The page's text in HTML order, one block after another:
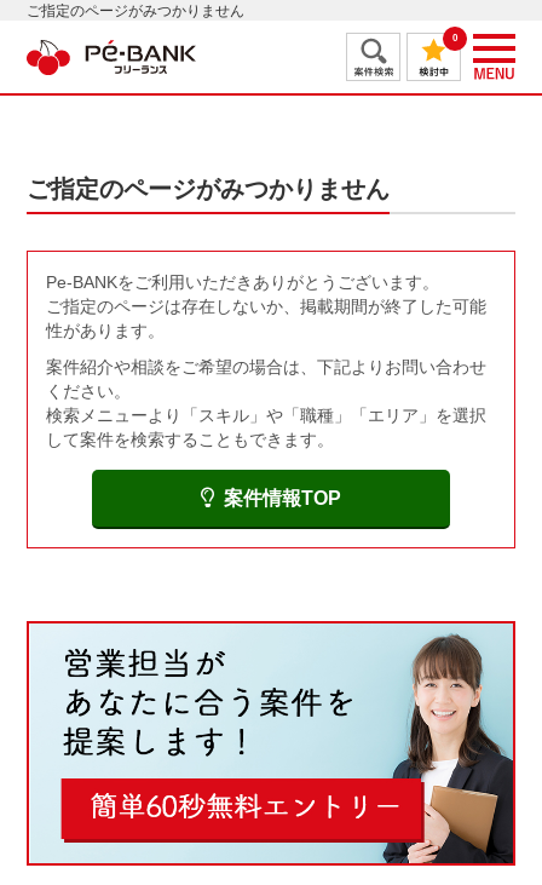
ご指定のページがみつかりません
0
ご指定のページがみつかりません
Pe-BANKをご利用いただきありがとうございます。
ご指定のページは存在しないか、掲載期間が終了した可能
性があります。
案件紹介や相談をご希望の場合は、下記よりお問い合わせ
ください。
検索メニューより「スキル」や「職種」「エリア」を選択
して案件を検索することもできます。
案件情報TOP